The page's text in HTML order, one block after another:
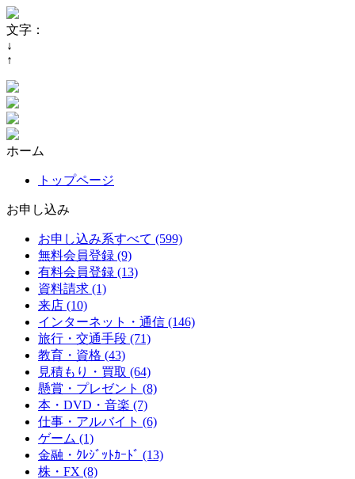
文字：
↓
↑
ホーム
トップページ
お申し込み
お申し込み系すべて (599)
無料会員登録 (9)
有料会員登録 (13)
資料請求 (1)
来店 (10)
インターネット・通信 (146)
旅行・交通手段 (71)
教育・資格 (43)
見積もり・買取 (64)
懸賞・プレゼント (8)
本・DVD・音楽 (7)
仕事・アルバイト (6)
ゲーム (1)
金融・ｸﾚｼﾞｯﾄｶｰﾄﾞ (13)
株・FX (8)